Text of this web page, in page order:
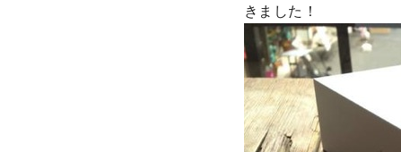
きました！